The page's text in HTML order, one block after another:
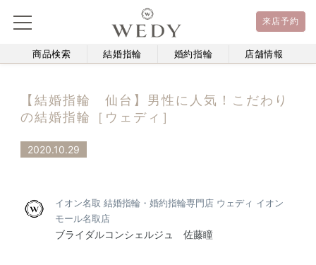
来店予約
商品検索 結婚指輪 婚約指輪 店舗情報
【結婚指輪 仙台】男性に人気！こだわり
の結婚指輪［ウェディ］
2020.10.29
イオン名取 結婚指輪・婚約指輪専門店 ウェディ イオン
モール名取店
ブライダルコンシェルジュ 佐藤瞳